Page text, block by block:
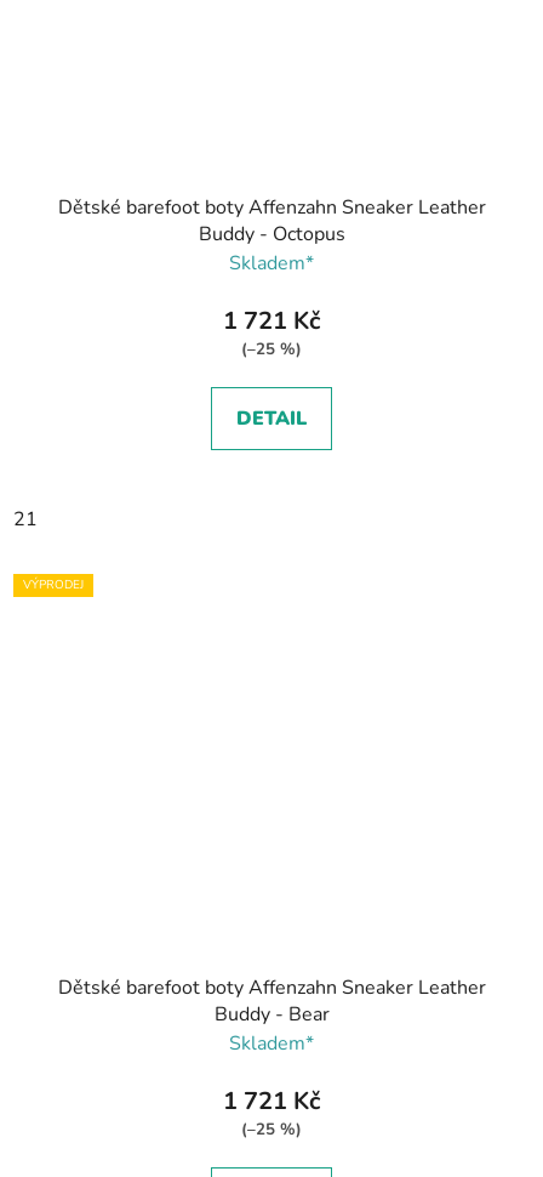
Dětské barefoot boty Affenzahn Sneaker Leather
Buddy - Octopus
Skladem*
1 721 Kč
(–25 %)
DETAIL
21
VÝPRODEJ
Dětské barefoot boty Affenzahn Sneaker Leather
Buddy - Bear
Skladem*
1 721 Kč
(–25 %)